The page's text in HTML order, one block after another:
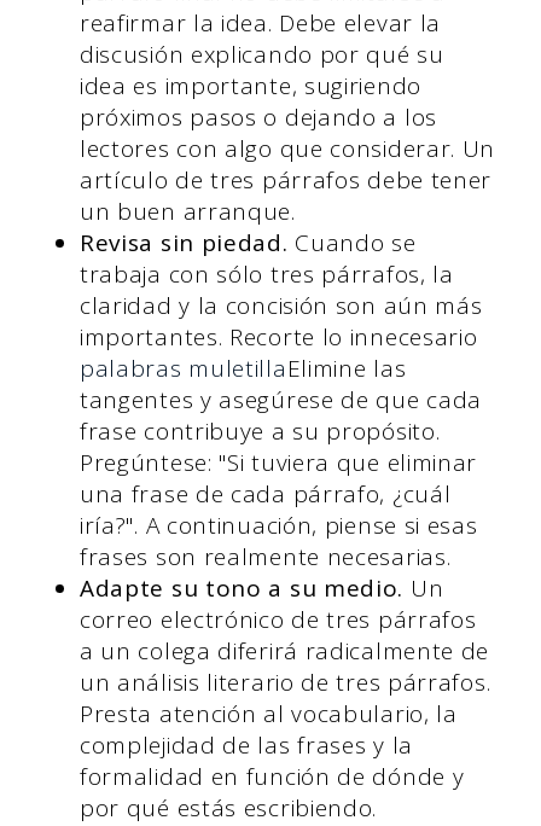
reafirmar la idea. Debe elevar la
discusión explicando por qué su
idea es importante, sugiriendo
próximos pasos o dejando a los
lectores con algo que considerar. Un
artículo de tres párrafos debe tener
un buen arranque.
Revisa sin piedad. Cuando se
trabaja con sólo tres párrafos, la
claridad y la concisión son aún más
importantes. Recorte lo innecesario
palabras muletillaElimine las
tangentes y asegúrese de que cada
frase contribuye a su propósito.
Pregúntese: "Si tuviera que eliminar
una frase de cada párrafo, ¿cuál
iría?". A continuación, piense si esas
frases son realmente necesarias.
Adapte su tono a su medio. Un
correo electrónico de tres párrafos
a un colega diferirá radicalmente de
un análisis literario de tres párrafos.
Presta atención al vocabulario, la
complejidad de las frases y la
formalidad en función de dónde y
por qué estás escribiendo.